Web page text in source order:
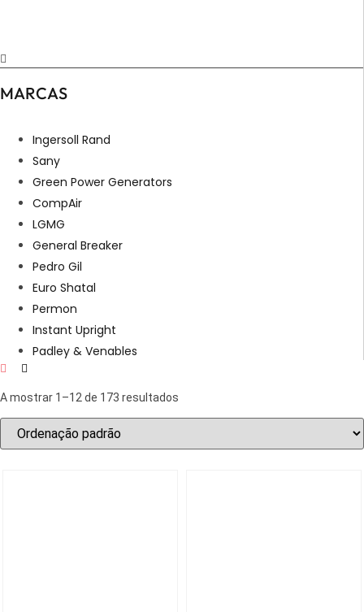
MARCAS
Ingersoll Rand
Sany
Green Power Generators
CompAir
LGMG
General Breaker
Pedro Gil
Euro Shatal
Permon
Instant Upright
Padley & Venables
A mostrar 1–12 de 173 resultados